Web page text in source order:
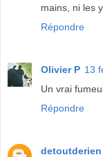
mains, ni les
Répondre
Olivier P 13
Un vrai
Répondre
detoutderien